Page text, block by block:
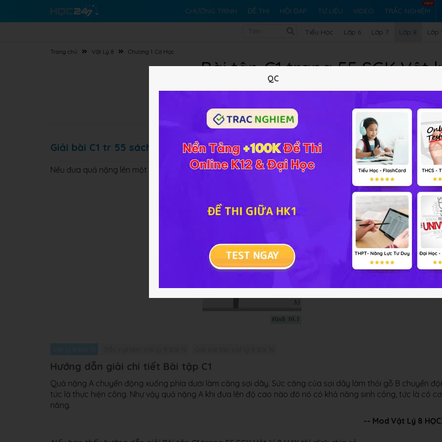
CHƯƠNG TRÌNH ĐỀ THI HỎI ĐÁP TƯ LIỆU VIDEO TRẮC NGHIỆM
Tiểu Học Lớp 6 Lớp 7 Lớp 8 Lớp
Trang chủ Vật Lý 8 Chương 1: Cơ Học
Bài tập C1 trang 55 SGK Vật
10 trắc nghiệm
Lý thuyết 10Trắc nghiệm 20BT SGK 104
Giải bài C1 tr 55 sách GK Lý lớp 8
Nếu đưa quả nặng lên một độ cao nào đó (H.16.1b) thì nó có cơ năng không? Tạo sao?
Hướng dẫn giải chi tiết Bài tập C1
Quả nặng A chuyển động xuống phía dưới làm căng sợi dây. Sức căng của sợi dây làm thỏi gỗ B chuyển
tức là thực hiện công. Như vậy quả nặng A khi đưa lên độ cao nào đó nó có khả năng sinh công, tức là có cơ
năng.
-- Mod Vật Lý 8
QC